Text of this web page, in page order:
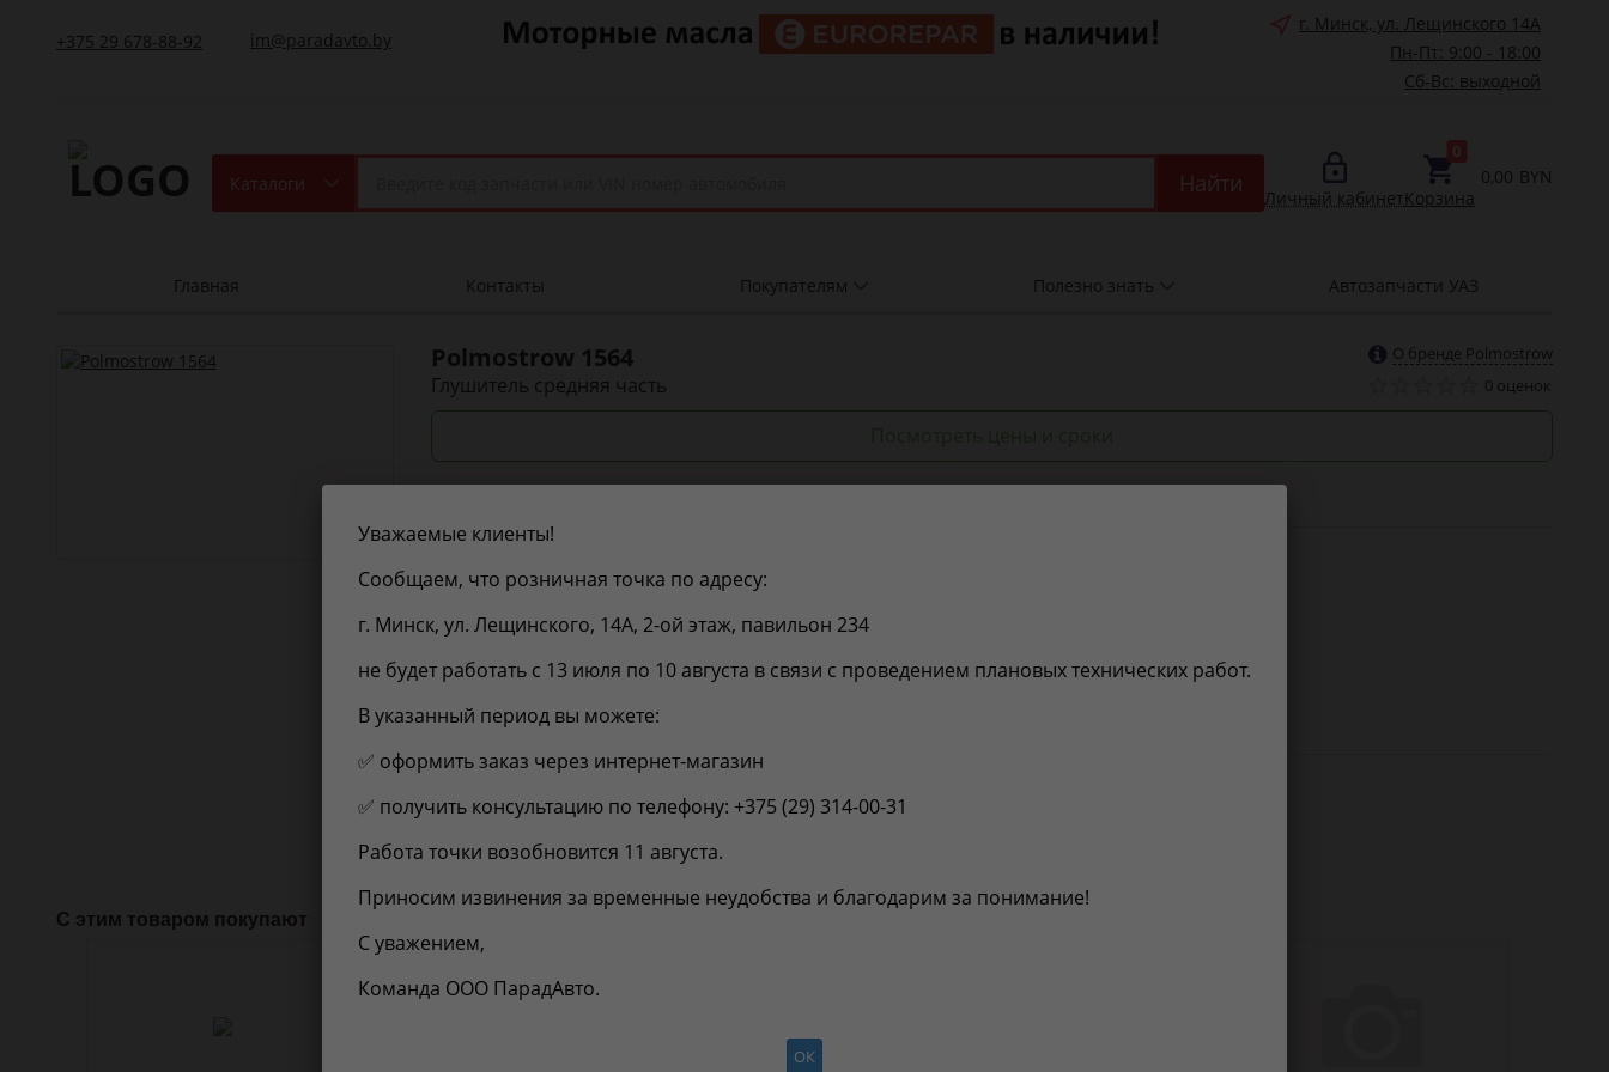
+375 29 678-88-92 im@paradavto.by
г. Минск, ул. Лещинского 14А
Пн-Пт: 9:00 - 18:00
Сб-Вс: выходной
Каталоги Найти
Личный кабинет Корзина
0
0,00 BYN
Главная Контакты Покупателям Полезно знать Автозапчасти УАЗ
О бренде Polmostrow
0 оценок
Polmostrow 1564
Глушитель средняя часть
EAN-13:
5904157315848
Товарная группа:
резонаторы
Нет информации о применимости
С этим товаром покупают
Уважаемые клиенты!
Сообщаем, что розничная точка по адресу:
г. Минск, ул. Лещинского, 14А, 2-ой этаж, павильон 234
не будет работать с 13 июля по 10 августа в связи с проведением плановых технических работ.
В указанный период вы можете:
✅ оформить заказ через интернет-магазин
✅ получить консультацию по телефону: +375 (29) 314-00-31
Работа точки возобновится 11 августа.
Приносим извинения за временные неудобства и благодарим за понимание!
С уважением,
Команда ООО ПарадАвто.
ОК